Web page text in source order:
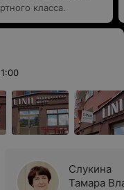
класса.
Слукина
Тамара